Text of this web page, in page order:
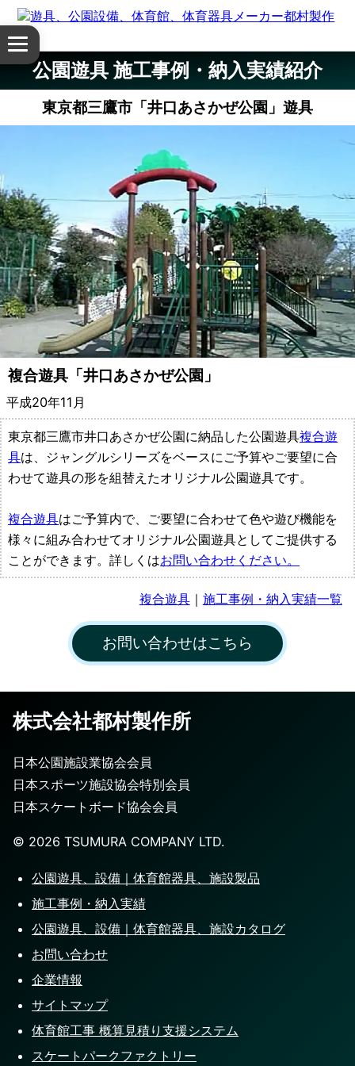
体
育
館・
体
育
器
具
公
園
設
備・
遊
具
メ
ー
カ
ー
製
作
所
メ
ニ
公園遊具 施工事例・納入実績紹介
東京都三鷹市「井口あさかぜ公園」遊具
複合遊具「井口あさかぜ公園」
平成20年11月
東京都三鷹市井口あさかぜ公園に納品した公園遊具複合遊
具は、ジャングルシリーズをベースにご予算やご要望に合
わせて遊具の形を組替えたオリジナル公園遊具です。
複合遊具はご予算内で、ご要望に合わせて色や遊び機能を
様々に組み合わせてオリジナル公園遊具としてご提供する
ことができます。詳しくはお問い合わせください。
複合遊具｜ 施工事例・納入実績一覧
お問い合わせはこちら
株式会社都村製作所
日本公園施設業協会会員
日本スポーツ施設協会特別会員
日本スケートボード協会会員
©️ 2026 TSUMURA COMPANY LTD.
公園遊具、設備｜体育館器具、施設製品
施工事例・納入実績
公園遊具、設備｜体育館器具、施設カタログ
お問い合わせ
企業情報
サイトマップ
体育館工事 概算見積り支援システム
スケートパークファクトリー